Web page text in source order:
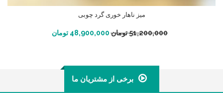
میز ناهار خوری گرد چوبی
51,200,000تومان 48,900,000 تومان افزودن به سبد خرید
برخی از مشتریان ما